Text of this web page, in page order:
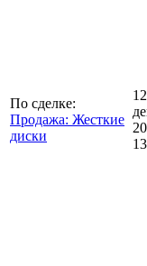
По сделке:
Продажа: Жесткие
диски
12